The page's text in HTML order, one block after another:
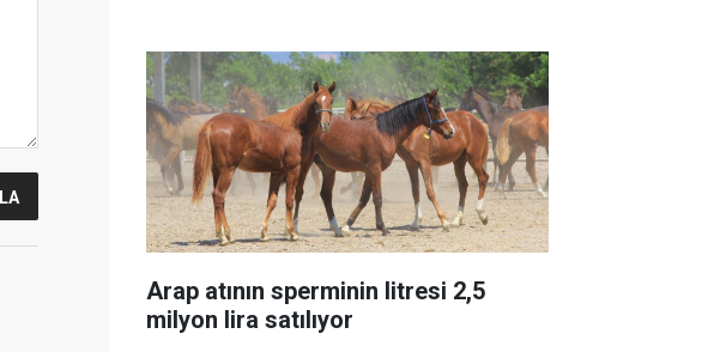
Arap atının sperminin litresi 2,5
milyon lira satılıyor